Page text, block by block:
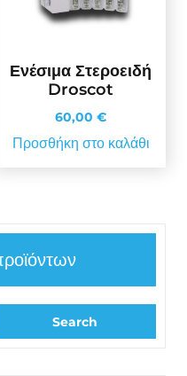
Ενέσιμα Στεροειδή
Droscot
60,00 €
Προσθήκη στο καλάθι
Search